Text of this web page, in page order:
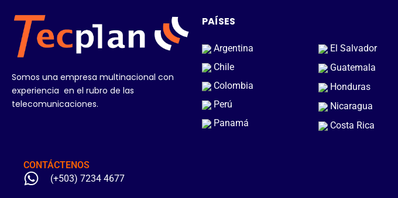
Somos una empresa multinacional con
experiencia en el rubro de las
telecomunicaciones.
PAÍSES
Argentina
Chile
Colombia
Perú
Panamá
El Salvador
Guatemala
Honduras
Nicaragua
Costa Rica
CONTÁCTENOS
(+503) 7234 4677